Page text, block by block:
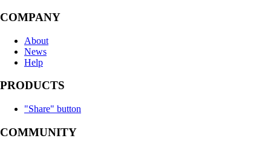
COMPANY
About
News
Help
PRODUCTS
"Share" button
COMMUNITY